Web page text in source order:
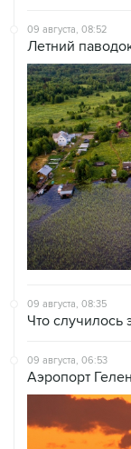
09 августа, 08:52
Летний
09 августа, 08:35
Что случилось
09 августа, 06:53
Аэропорт